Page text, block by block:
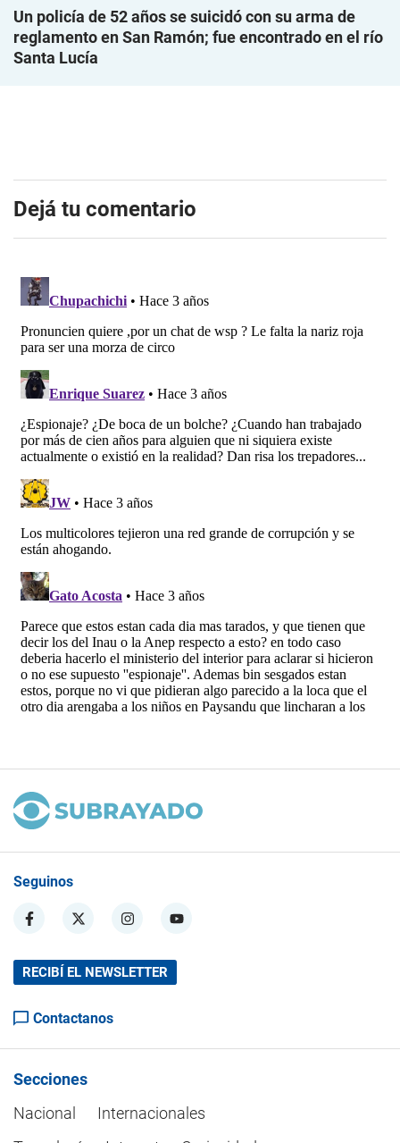
Un policía de 52 años se suicidó con su arma de
reglamento en San Ramón; fue encontrado en el río
Santa Lucía
Dejá tu comentario
Seguinos
RECIBÍ EL NEWSLETTER
Contactanos
Secciones
Nacional
Internacionales